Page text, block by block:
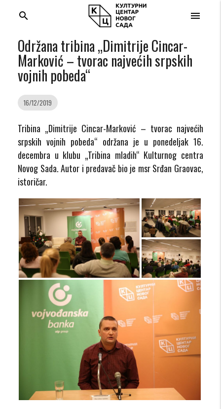
menu
search
Održana tribina „Dimitrije Cincar-
Marković – tvorac najvećih srpskih
vojnih pobeda“
16/12/2019
Tribina „Dimitrije Cincar-Marković – tvorac najvećih
srpskih vojnih pobeda“ održana je u ponedeljak 16.
decembra u klubu „Tribina mladih“ Kulturnog centra
Novog Sada. Autor i predavač bio je msr Srđan Graovac,
istoričar.